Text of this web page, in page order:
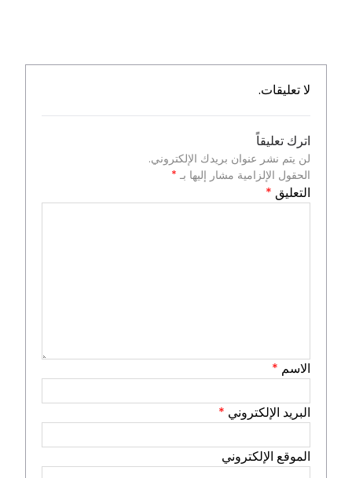
لا تعليقات.
اترك تعليقاً
لن يتم نشر عنوان بريدك الإلكتروني.
الحقول الإلزامية مشار إليها بـ *
التعليق *
الاسم *
البريد الإلكتروني *
الموقع الإلكتروني